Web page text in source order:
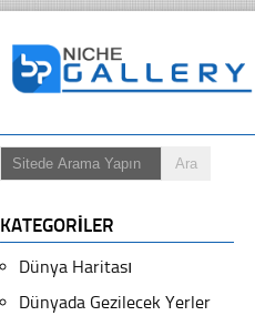
KATEGORILER
Dünya Haritası
Dünyada Gezilecek Yerler